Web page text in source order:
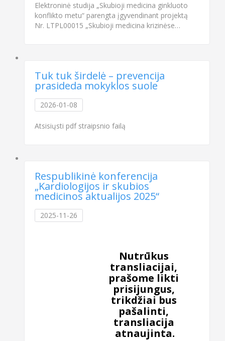
Elektroninė studija „Skubioji medicina ginkluoto
konflikto metu“ parengta įgyvendinant projektą
Nr. LTPL00015 „Skubioji medicina krizinėse…
Tuk tuk širdelė – prevencija
prasideda mokyklos suole
2026-01-08
Atsisiųsti pdf straipsnio failą
Respublikinė konferencija
„Kardiologijos ir skubios
medicinos aktualijos 2025“
2025-11-26
Nutrūkus
transliacijai,
prašome likti
prisijungus,
trikdžiai bus
pašalinti,
transliacija
atnaujinta.